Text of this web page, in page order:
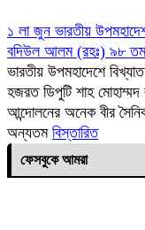
১ লা জুন ভারতীয়
বদিউল আলম (রহঃ) ৯৮
ভারতীয় উপমহাদেশে
হজরত ডিপুটি শাহ
আন্দোলনের অনেক বীর
অন্যতম বিস্তারিত
ফেসবুকে আমরা